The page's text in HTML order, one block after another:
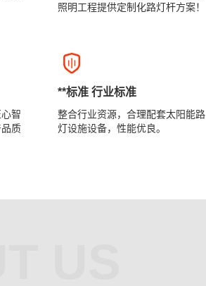
照明工程提供定制化路灯杆方案！
智
质
**标准 行业标准
整合行业资源，合理配套太阳能路
灯设施设备，性能优良。